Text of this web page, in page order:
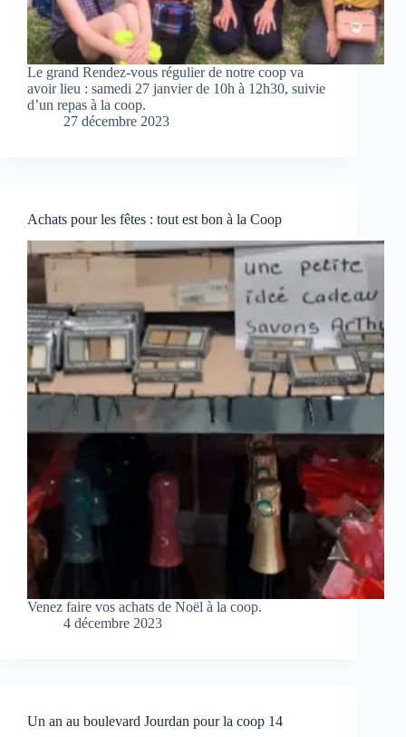
Le grand Rendez-vous régulier de notre coop va
avoir lieu : samedi 27 janvier de 10h à 12h30, suivie
d’un repas à la coop.
27 décembre 2023
Achats pour les fêtes : tout est bon à la Coop
Venez faire vos achats de Noël à la coop.
4 décembre 2023
Un an au boulevard Jourdan pour la coop 14